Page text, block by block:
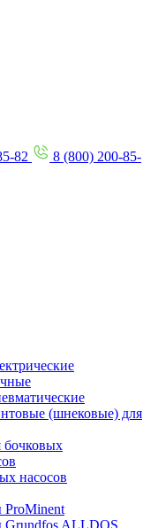
82
8 (800) 200-85-
(шнековые) для
насосов
ALLDOS